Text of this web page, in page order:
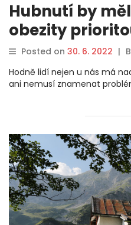
Hubnutí by
obezity
Posted on 30. 6. 2022 |
Hodně lidí nejen u nás má
ani nemusí znamenat